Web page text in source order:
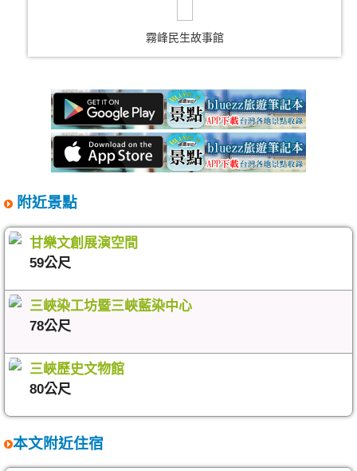
霧峰民生故事館
附近景點
甘樂文創展演空間
59公尺
三峽染工坊暨三峽藍染中心
78公尺
三峽歷史文物館
80公尺
本文附近住宿